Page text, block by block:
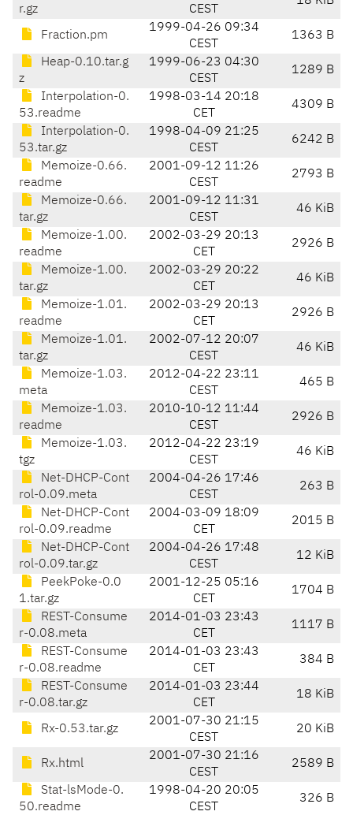
r.gz CEST
Fraction.pm
1999-04-26 09:34
CEST
1363 B
Heap-0.10.tar.g
z
1999-06-23 04:30
CEST
1289 B
Interpolation-0.
53.readme
1998-03-14 20:18
CET
4309 B
Interpolation-0.
53.tar.gz
1998-04-09 21:25
CEST
6242 B
Memoize-0.66.
readme
2001-09-12 11:26
CEST
2793 B
Memoize-0.66.
tar.gz
2001-09-12 11:31
CEST
46 KiB
Memoize-1.00.
readme
2002-03-29 20:13
CET
2926 B
Memoize-1.00.
tar.gz
2002-03-29 20:22
CET
46 KiB
Memoize-1.01.
readme
2002-03-29 20:13
CET
2926 B
Memoize-1.01.
tar.gz
2002-07-12 20:07
CEST
46 KiB
Memoize-1.03.
meta
2012-04-22 23:11
CEST
465 B
Memoize-1.03.
readme
2010-10-12 11:44
CEST
2926 B
Memoize-1.03.
tgz
2012-04-22 23:19
CEST
46 KiB
Net-DHCP-Cont
rol-0.09.meta
2004-04-26 17:46
CEST
263 B
Net-DHCP-Cont
rol-0.09.readme
2004-03-09 18:09
CET
2015 B
Net-DHCP-Cont
rol-0.09.tar.gz
2004-04-26 17:48
CEST
12 KiB
PeekPoke-0.0
1.tar.gz
2001-12-25 05:16
CET
1704 B
REST-Consume
r-0.08.meta
2014-01-03 23:43
CET
1117 B
REST-Consume
r-0.08.readme
2014-01-03 23:43
CET
384 B
REST-Consume
r-0.08.tar.gz
2014-01-03 23:44
CET
18 KiB
Rx-0.53.tar.gz
2001-07-30 21:15
CEST
20 KiB
Rx.html
2001-07-30 21:16
CEST
2589 B
Stat-lsMode-0.
50.readme
1998-04-20 20:05
CEST
326 B